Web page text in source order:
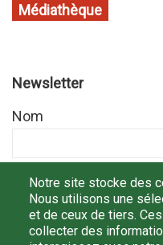
Médiathèque
Newsletter
Nom
Prénom
Notre site stocke des
Nous utilisons une
et de ceux de tiers.
collecter des